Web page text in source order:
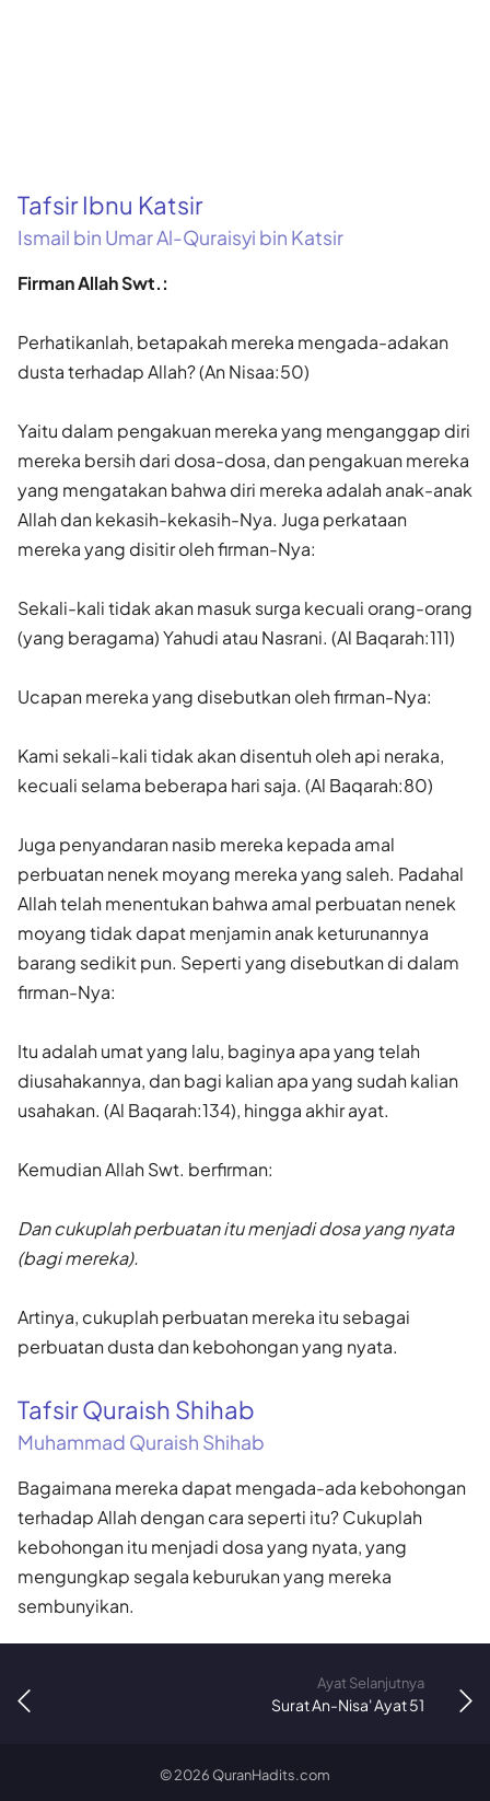
Tafsir Ibnu Katsir
Ismail bin Umar Al-Quraisyi bin Katsir
Firman Allah Swt.:
Perhatikanlah, betapakah mereka mengada-adakan
dusta terhadap Allah? (An Nisaa:50)
Yaitu dalam pengakuan mereka yang menganggap diri
mereka bersih dari dosa-dosa, dan pengakuan mereka
yang mengatakan bahwa diri mereka adalah anak-anak
Allah dan kekasih-kekasih-Nya. Juga perkataan
mereka yang disitir oleh firman-Nya:
Sekali-kali tidak akan masuk surga kecuali orang-orang
(yang beragama) Yahudi atau Nasrani. (Al Baqarah:111)
Ucapan mereka yang disebutkan oleh firman-Nya:
Kami sekali-kali tidak akan disentuh oleh api neraka,
kecuali selama beberapa hari saja. (Al Baqarah:80)
Juga penyandaran nasib mereka kepada amal
perbuatan nenek moyang mereka yang saleh. Padahal
Allah telah menentukan bahwa amal perbuatan nenek
moyang tidak dapat menjamin anak keturunannya
barang sedikit pun. Seperti yang disebutkan di dalam
firman-Nya:
Itu adalah umat yang lalu, baginya apa yang telah
diusahakannya, dan bagi kalian apa yang sudah kalian
usahakan. (Al Baqarah:134), hingga akhir ayat.
Kemudian Allah Swt. berfirman:
Dan cukuplah perbuatan itu menjadi dosa yang nyata
(bagi mereka).
Artinya, cukuplah perbuatan mereka itu sebagai
perbuatan dusta dan kebohongan yang nyata.
Tafsir Quraish Shihab
Muhammad Quraish Shihab
Bagaimana mereka dapat mengada-ada kebohongan
terhadap Allah dengan cara seperti itu? Cukuplah
kebohongan itu menjadi dosa yang nyata, yang
mengungkap segala keburukan yang mereka
sembunyikan.
Ayat Selanjutnya
Surat An-Nisa' Ayat 51
©2026 QuranHadits.com